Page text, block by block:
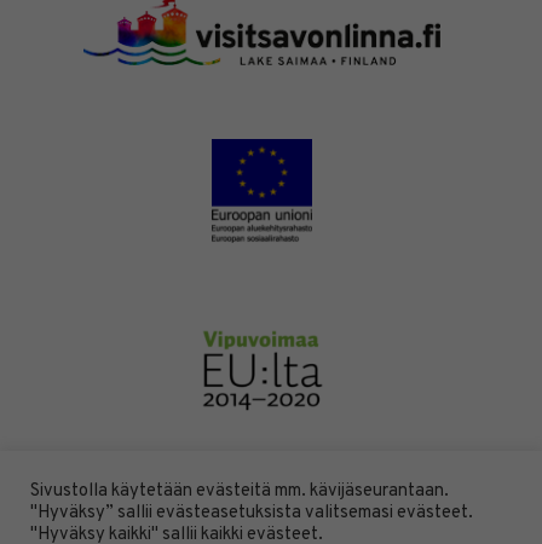
DESIGN BYDIGITAALI
Sivustolla käytetään evästeitä mm. kävijäseurantaan.
"Hyväksy” sallii evästeasetuksista valitsemasi evästeet.
"Hyväksy kaikki" sallii kaikki evästeet.